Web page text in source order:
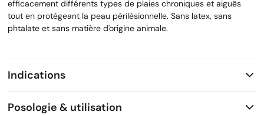
efficacement différents types de plaies chroniques et aiguës
tout en protégeant la peau périlésionnelle. Sans latex, sans
phtalate et sans matière d'origine animale.
Indications
Posologie & utilisation